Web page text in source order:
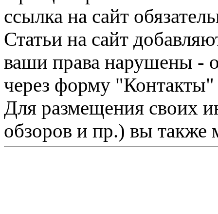
ссылка на сайт
Статьи на сайт
ваши права нарушены -
через форму "Контакты"
Для размещения своих
обзоров и пр.) вы также